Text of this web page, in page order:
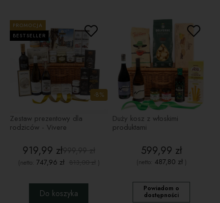
Zestaw prezentowy dla
rodziców - Vivere
919,99 zł999,99 zł
-8%
(netto: 747,96 zł )
Do koszyka
PROMOCJA
BESTSELLER
Duży kosz z włoskimi
produktami
599,99 zł
(netto: 487,80 zł)
Powiadom o
dostępności